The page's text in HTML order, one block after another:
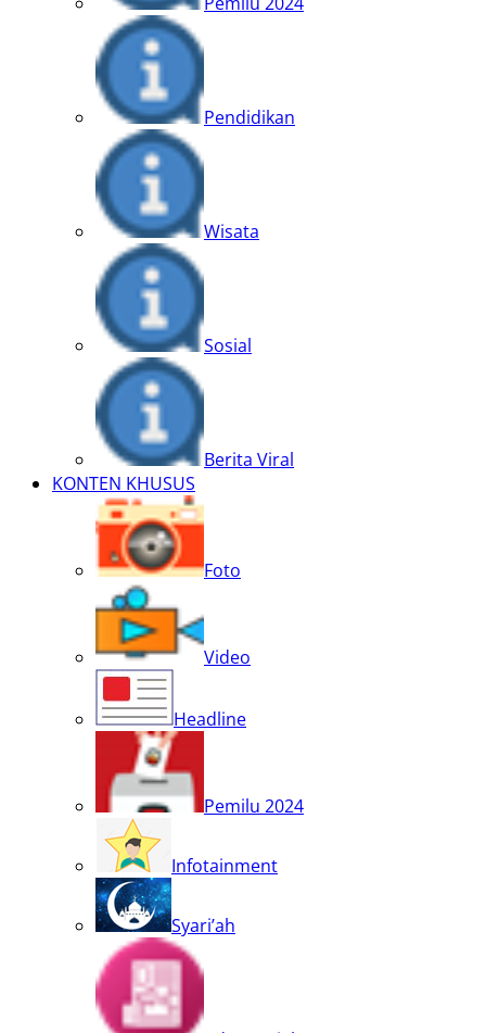
Pendidikan
Wisata
Sosial
Berita Viral
KONTEN KHUSUS
Foto
Video
Headline
Pemilu 2024
Infotainment
Syari’ah